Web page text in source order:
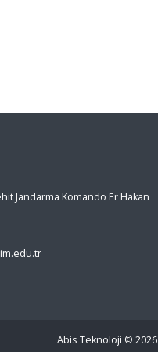
Jandarma Komando Er Hakan
Abis Teknoloji © 2026